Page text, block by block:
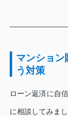
マンション
う対策
ローン返済に自
に相談してみまし